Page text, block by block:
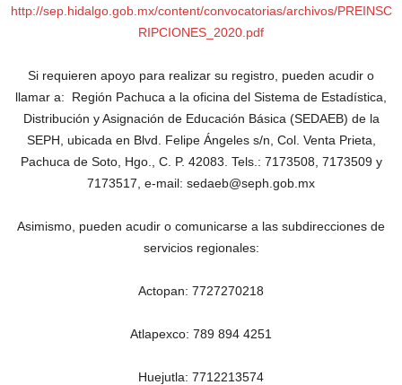
http://sep.hidalgo.gob.mx/content/convocatorias/archivos/PREINSC
RIPCIONES_2020.pdf
Si requieren apoyo para realizar su registro, pueden acudir o
llamar a: Región Pachuca a la oficina del Sistema de Estadística,
Distribución y Asignación de Educación Básica (SEDAEB) de la
SEPH, ubicada en Blvd. Felipe Ángeles s/n, Col. Venta Prieta,
Pachuca de Soto, Hgo., C. P. 42083. Tels.: 7173508, 7173509 y
7173517, e-mail: sedaeb@seph.gob.mx
Asimismo, pueden acudir o comunicarse a las subdirecciones de
servicios regionales:
Actopan: 7727270218
Atlapexco: 789 894 4251
Huejutla: 7712213574